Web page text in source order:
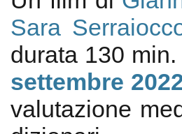
Sara
durata 130
settembre
valutazione